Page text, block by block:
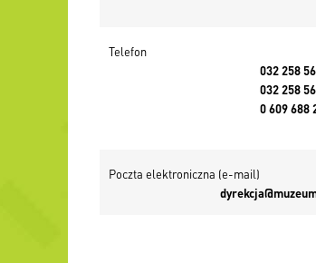
Telefon
032 258
032 258
0 609 688
Poczta elektroniczna (e-mail)